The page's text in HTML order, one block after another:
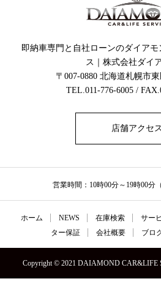
即納車専門と自社ローンのダイア
ス｜株式会社ダイ
〒007-0880 北海道札幌市
TEL.011-776-6005 /
店舗アクセス
営業時間：10時00分～19時00分
ホーム NEWS 在庫検索 サー
ター保証
会社概要 ブロ
Copyright © 2021 DAIAMOND CAR&LIFE